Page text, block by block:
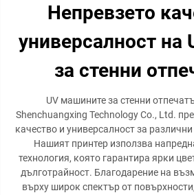
Непревзето
универсалност на
за стенни
UV машините за стенни
Shenchuangxing Technology Co., Ltd.
качество и универсалност за
Нашият принтер използва
технология, която гарантира ярки
дълготрайност. Благодарение на
върху широк спектър от